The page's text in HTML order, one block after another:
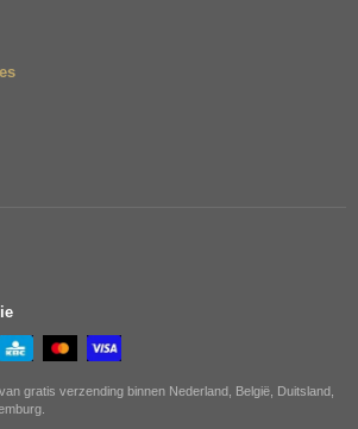
gratis verzending binnen Nederland, België, Duitsland,